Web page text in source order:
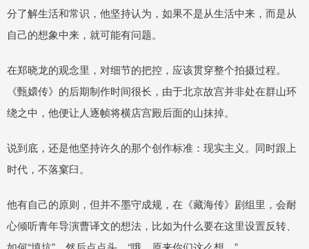
分了解生活和常识，他坚持认为，如果不是从生活中来，而是从
自己的想象中来，就可能有问题。
在郑晓龙的观念里，对细节的把控，应该贯穿整个拍摄过程。
《甄嬛传》的后期制作时间很长，由于北京故宫并非处在群山环
绕之中，他便让人逐帧将横店宫殿后面的山抹掉。
说到底，还是他坚持许久的那个创作标准：现实主义。同时跟上
时代，不落窠臼。
他有自己的原则，但并不墨守成规，在《藏海传》剧组里，会耐
心倾听青年导演曹译文的想法，比如为什么要在这里设置反转、